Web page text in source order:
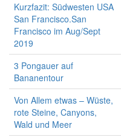
Kurzfazit: Südwesten USA
San Francisco.San
Francisco im Aug/Sept
2019
3 Pongauer auf
Bananentour
Von Allem etwas – Wüste,
rote Steine, Canyons,
Wald und Meer